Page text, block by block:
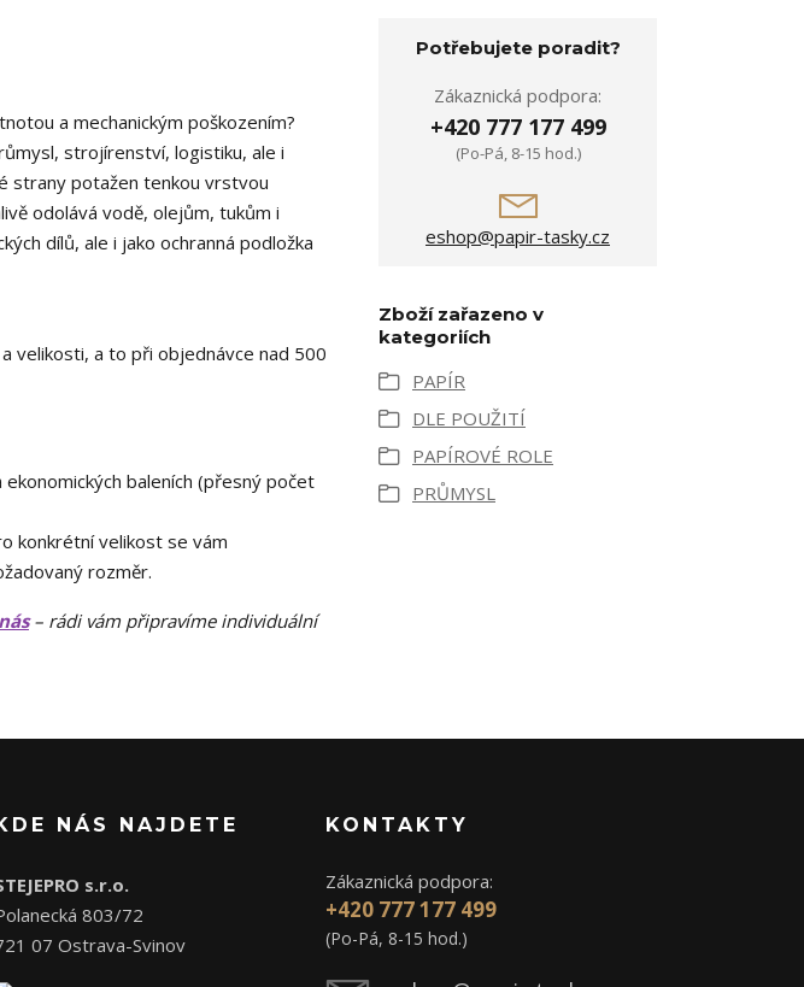
a mechanickým poškozením?
strojírenství, logistiku, ale i
strany potažen tenkou vrstvou
odolává vodě, olejům, tukům i
dílů, ale i jako ochranná podložka
velikosti, a to při objednávce nad 500
baleních (přesný počet
konkrétní velikost se vám
rozměr.
– rádi vám připravíme individuální
Potřebujete poradit?
Zákaznická podpora:
+420 777 177 499
(Po-Pá, 8-15 hod.)
eshop@papir-tasky.cz
Zboží zařazeno v
kategoriích
PAPÍR
DLE POUŽITÍ
PAPÍROVÉ ROLE
PRŮMYSL
NÁS NAJDETE
s.r.o.
803/72
07 Ostrava-Svinov
KONTAKTY
Zákaznická podpora:
+420 777 177 499
(Po-Pá, 8-15 hod.)